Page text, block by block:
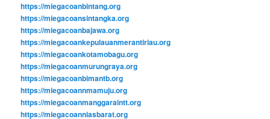
https://miegacoanbintang.org
https://miegacoansintangka.org
https://miegacoanbajawa.org
https://miegacoankepulauanmerantiriau.org
https://miegacoankotamobagu.org
https://miegacoanmurungraya.org
https://miegacoanbimantb.org
https://miegacoannmamuju.org
https://miegacoanmanggaraintt.org
https://miegacoanniasbarat.org